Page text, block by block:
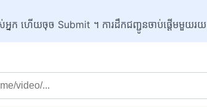
អ្នក ហើយចុច Submit ។ ការដឹកជញ្ជូនចាប់ផ្តើមមួយរយ